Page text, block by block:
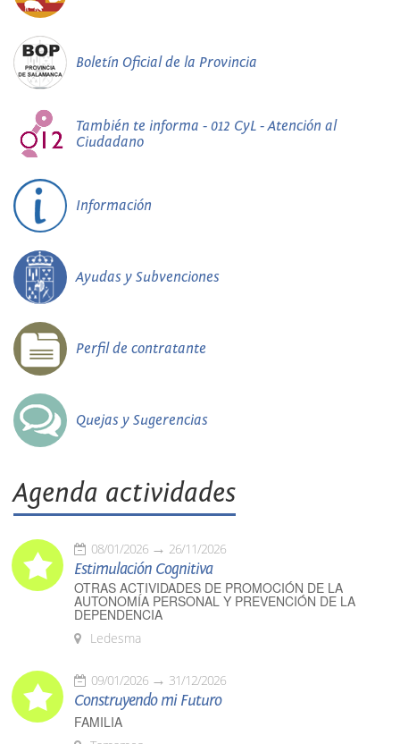
Boletín Oficial de la Provincia
También te informa - 012 CyL - Atención al
Ciudadano
Información
Ayudas y Subvenciones
Perfil de contratante
Quejas y Sugerencias
Agenda actividades
08/01/2026 26/11/2026
Estimulación Cognitiva
OTRAS ACTIVIDADES DE PROMOCIÓN DE LA
AUTONOMÍA PERSONAL Y PREVENCIÓN DE LA
DEPENDENCIA
Ledesma
09/01/2026 31/12/2026
Construyendo mi Futuro
FAMILIA